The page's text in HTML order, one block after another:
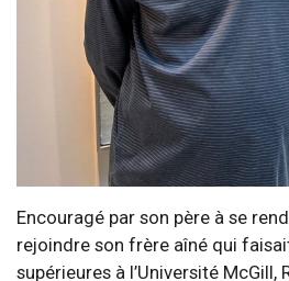
Encouragé par son père à se
rejoindre son frère aîné qui
supérieures à l’Université McGill,